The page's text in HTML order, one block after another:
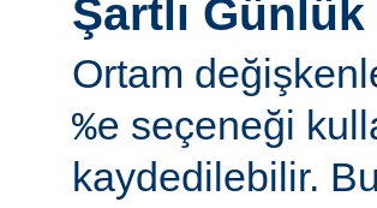
Şartlı Günlük
Ortam
%e seçeneği
kaydedilebilir.